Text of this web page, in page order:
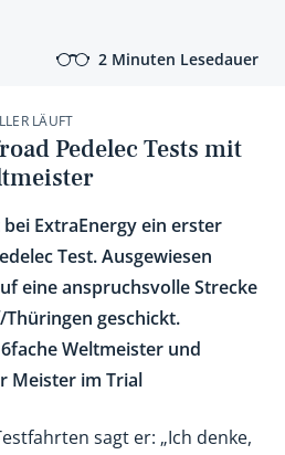
2 Minuten Lesedauer
LÄUFT
Pedelec Tests mit
ExtraEnergy ein erster
Test. Ausgewiesen
eine anspruchsvolle Strecke
geschickt.
Weltmeister und
Meister im Trial
sagt er: „Ich denke,